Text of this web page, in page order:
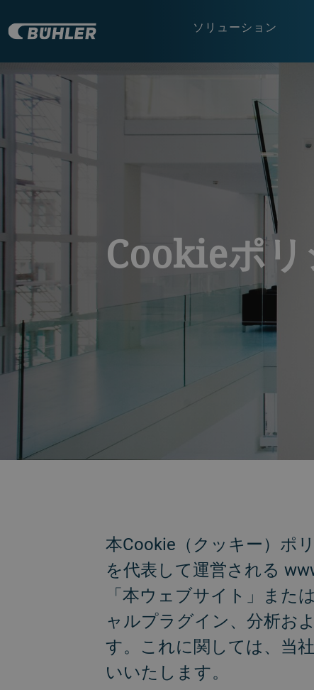
ソリューション
Cookieポリ
本Cookie（クッキー）ポ
を代表して運営される
「本ウェブサイト」また
ャルプラグイン、分析お
す。これに関しては、当
いいたします。